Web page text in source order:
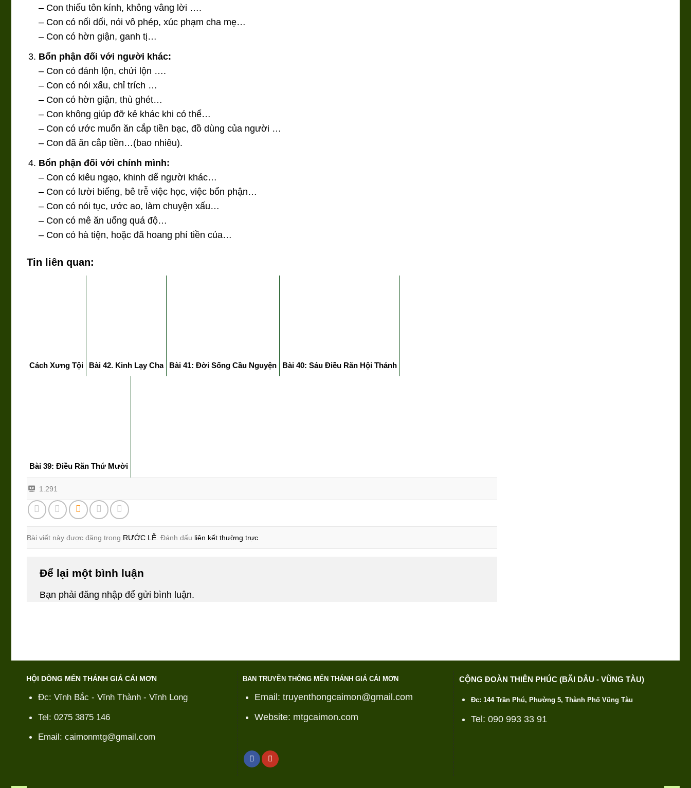
– Con thiếu tôn kính, không vâng lời ….
– Con có nối dối, nói vô phép, xúc phạm cha mẹ…
– Con có hờn giận, ganh tị…
Bổn phận đối với người khác:
– Con có đánh lộn, chửi lộn ….
– Con có nói xấu, chỉ trích …
– Con có hờn giận, thù ghét…
– Con không giúp đỡ kẻ khác khi có thể…
– Con có ước muốn ăn cắp tiền bạc, đồ dùng của người …
– Con đã ăn cắp tiền…(bao nhiêu).
Bổn phận đối với chính mình:
– Con có kiêu ngạo, khinh dể người khác…
– Con có lười biếng, bê trễ việc học, việc bổn phận…
– Con có nói tục, ước ao, làm chuyện xấu…
– Con có mê ăn uống quá độ…
– Con có hà tiện, hoặc đã hoang phí tiền của…
Tin liên quan:
Cách Xưng Tội Bài 42. Kinh Lạy Cha Bài 41: Đời Sống Cầu Nguyện Bài 40: Sáu Điều Răn Hội Thánh
Bài 39: Điều Răn Thứ Mười
1.291
Bài viết này được đăng trong RƯỚC LỄ. Đánh dấu liên kết thường trực.
Để lại một bình luận
Bạn phải đăng nhập để gửi bình luận.
HỘI DÒNG MẾN THÁNH GIÁ CÁI MƠN
Đc: Vĩnh Bắc - Vĩnh Thành - Vĩnh Long
Tel: 0275 3875 146
Email: caimonmtg@gmail.com
BAN TRUYỀN THÔNG MẾN THÁNH GIÁ CÁI MƠN
Email: truyenthongcaimon@gmail.com
Website: mtgcaimon.com
CỘNG ĐOÀN THIÊN PHÚC (BÃI DÂU - VŨNG TÀU)
Đc: 144 Trần Phú, Phường 5, Thành Phố Vũng Tàu
Tel: 090 993 33 91